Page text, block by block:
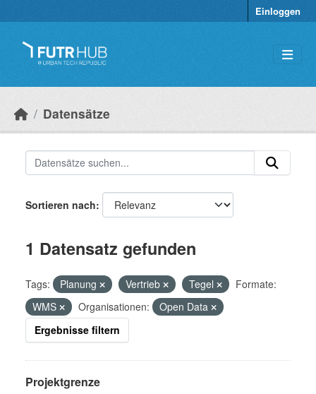
Einloggen
Datensätze
Sortieren nach
1 Datensatz gefunden
Tags: Planung Vertrieb Tegel
Formate:
WMS
Organisationen:
Open Data
Ergebnisse filtern
Projektgrenze